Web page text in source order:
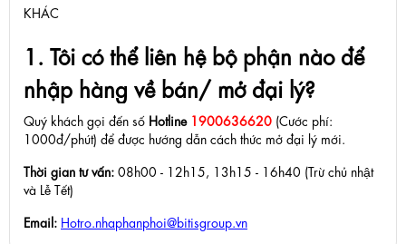
KHÁC
1. Tôi có thể liên hệ bộ phận nào để
nhập hàng về bán/ mở đại lý?
Quý khách gọi đến số Hotline 1900636620 (Cước phí:
1000đ/phút) để được hướng dẫn cách thức mở đại lý mới.
Thời gian tư vấn: 08h00 - 12h15, 13h15 - 16h40 (Trừ chủ nhật
và Lễ Tết)
Email: Hotro.nhaphanphoi@bitisgroup.vn